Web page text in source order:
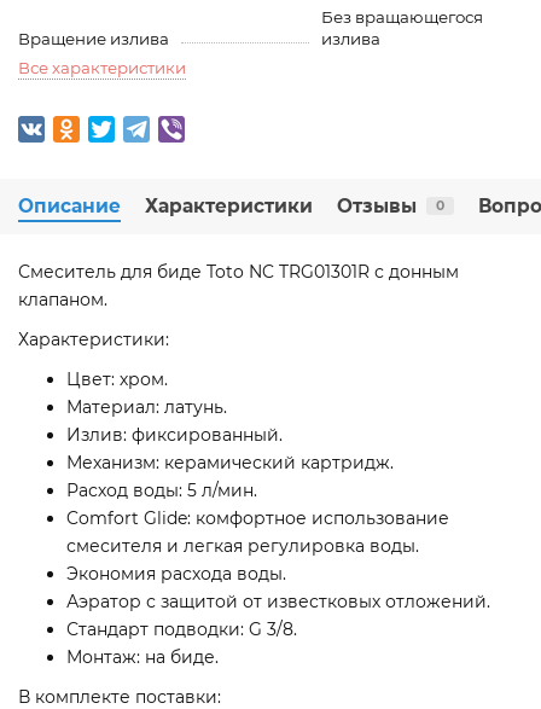
Вращение излива
Без вращающегося
излива
Все характеристики
Описание Характеристики Отзывы 0
Смеситель для биде Toto NC TRG01301R с донным
клапаном.
Характеристики:
Цвет: хром.
Материал: латунь.
Излив: фиксированный.
Механизм: керамический картридж.
Расход воды: 5 л/мин.
Comfort Glide: комфортное использование
смесителя и легкая регулировка воды.
Экономия расхода воды.
Аэратор с защитой от известковых отложений.
Стандарт подводки: G 3/8.
Монтаж: на биде.
В комплекте поставки: